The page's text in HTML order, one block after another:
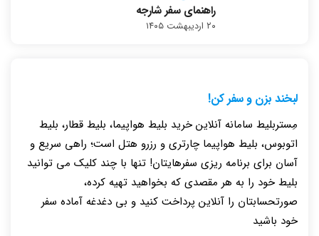
راهنمای سفر شارجه
۲۰ اردیبهشت ۱۴۰۵
لبخند بزن و سفر کن!
مِستربلیط سامانه آنلاین خرید بلیط هواپیما، بلیط قطار، بلیط
اتوبوس، بلیط هواپیما چارتری و رزرو هتل است؛ راهی سریع و
آسان برای برنامه ریزی سفرهایتان! تنها با چند کلیک می توانید
بلیط خود را به هر مقصدی که بخواهید تهیه کرده،
صورتحسابتان را آنلاین پرداخت کنید و بی دغدغه آماده سفر
خود باشید